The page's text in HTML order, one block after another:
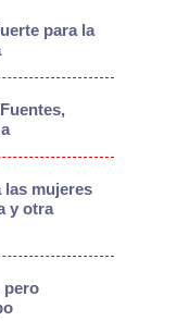
para la
las mujeres
y otra
pero